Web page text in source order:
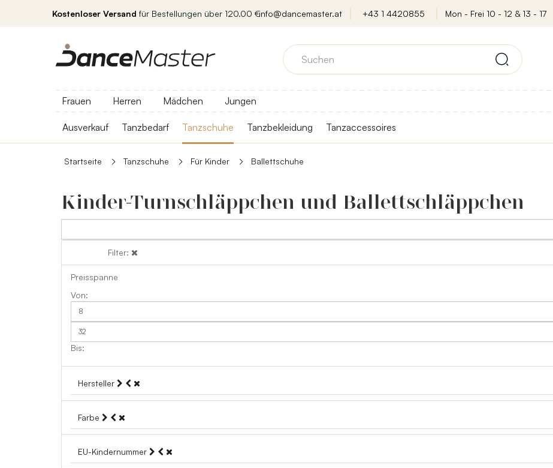
Kostenloser Versand für Bestellungen über 120.00 €info@dancemaster.at +43 1 4420855 Mon - Frei 10 - 12 & 13 - 17
Frauen Herren Mädchen Jungen
Ausverkauf Tanzbedarf Tanzschuhe Tanzbekleidung Tanzaccessoires
Startseite Tanzschuhe Für Kinder Ballettschuhe
Kinder-Turnschläppchen und Ballettschläppchen
Filter:
Preisspanne
Hersteller
Farbe
EU-Kindernummer